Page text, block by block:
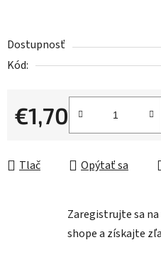
Dostupnosť
Kód:
€1,70
Jednotková cena:
Tlač Opýtať sa
Zaregistrujte sa na
shope a získajte